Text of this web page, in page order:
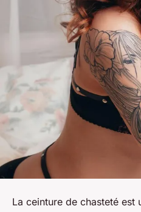
La ceinture de chasteté est